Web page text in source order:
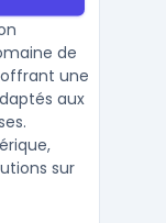
de
une
aux
sur